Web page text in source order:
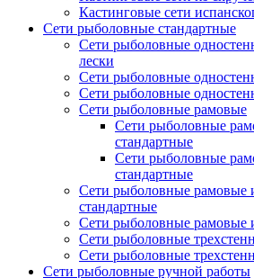
Кастинговые сети
Сети рыболовные стандартные
Сети рыболовные
лески
Сети рыболовные
Сети рыболовные
Сети рыболовные рамовые
Сети рыболовные
стандартные
Сети рыболовные
стандартные
Сети рыболовные рамовые
стандартные
Сети рыболовные рамовые
Сети рыболовные
Сети рыболовные
Сети рыболовные ручной работы